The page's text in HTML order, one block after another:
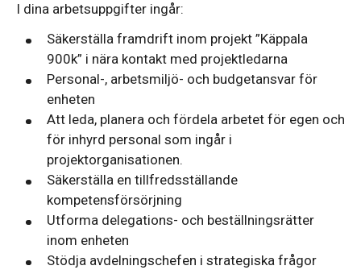
I dina arbetsuppgifter ingår:
Säkerställa framdrift inom projekt ”Käppala
900k” i nära kontakt med projektledarna
Personal-, arbetsmiljö- och budgetansvar för
enheten
Att leda, planera och fördela arbetet för egen och
för inhyrd personal som ingår i
projektorganisationen.
Säkerställa en tillfredsställande
kompetensförsörjning
Utforma delegations- och beställningsrätter
inom enheten
Stödja avdelningschefen i strategiska frågor